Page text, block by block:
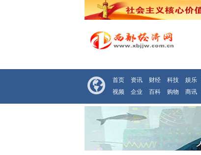
首页 资讯 财经 科技 娱乐
视频
企业 百科 购物 商讯